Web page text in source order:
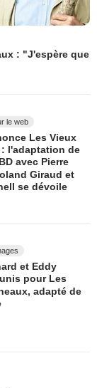
: "J'espère que
le web
Les Vieux
l'adaptation de
avec Pierre
Giraud et
se dévoile
et Eddy
pour Les
adapté de